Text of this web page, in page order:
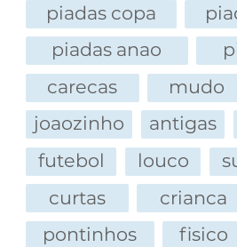
piadas copa
piadas anao
carecas
mudo
joaozinho
antigas
futebol
louco
curtas
crianca
pontinhos
fisico